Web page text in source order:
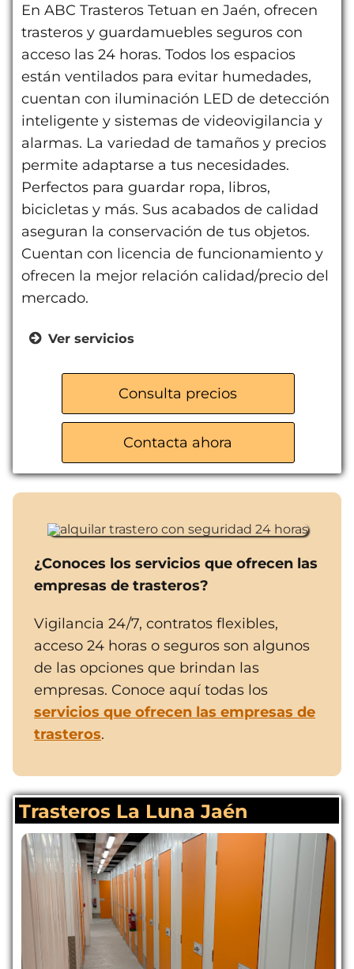
En ABC Trasteros Tetuan en Jaén, ofrecen
trasteros y guardamuebles seguros con
acceso las 24 horas. Todos los espacios
están ventilados para evitar humedades,
cuentan con iluminación LED de detección
inteligente y sistemas de videovigilancia y
alarmas. La variedad de tamaños y precios
permite adaptarse a tus necesidades.
Perfectos para guardar ropa, libros,
bicicletas y más. Sus acabados de calidad
aseguran la conservación de tus objetos.
Cuentan con licencia de funcionamiento y
ofrecen la mejor relación calidad/precio del
mercado.
Ver servicios
Ventilación individual
Iluminación LED
Sistemas de videovigilancia
Variedad de tamaños y precios
Consulta precios
Contacta ahora
¿Conoces los servicios que ofrecen las
empresas de trasteros?
Vigilancia 24/7, contratos flexibles,
acceso 24 horas o seguros son algunos
de las opciones que brindan las
empresas. Conoce aquí todas los
servicios que ofrecen las empresas de
trasteros.
Trasteros La Luna Jaén